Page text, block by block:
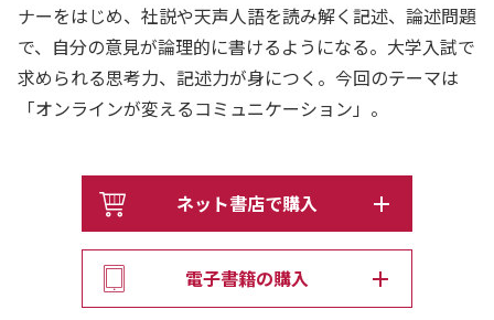
ナーをはじめ、社説や天声人語を読み解く記述、論述問題
で、自分の意見が論理的に書けるようになる。大学入試で
求められる思考力、記述力が身につく。今回のテーマは
「オンラインが変えるコミュニケーション」。
ネット書店で購入
電子書籍の購入